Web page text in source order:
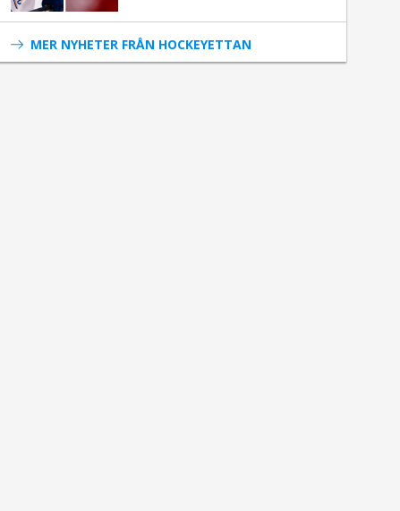
MER NYHETER FRÅN HOCKEYETTAN